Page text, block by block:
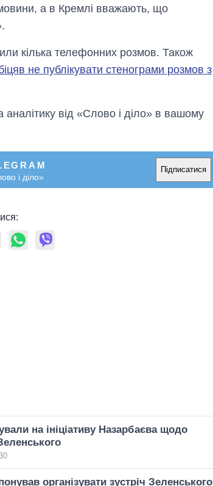
а в Кремлі вважають, що
кілька телефонних розмов. Також
не публікувати стенограми розмов з
від «Слово і діло» в вашому
і діло»
Підписатися
на ініціативу Назарбаєва щодо
організувати зустріч Зеленського